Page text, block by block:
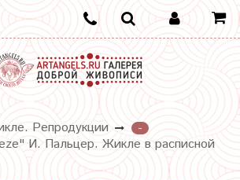
Репродукции
-
И. Пальцер. Жикле в расписной